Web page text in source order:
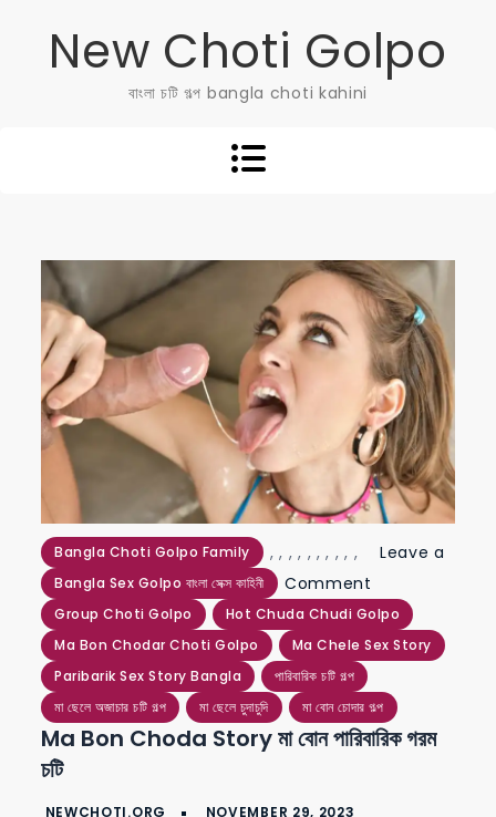
New Choti Golpo
বাংলা চটি গল্প bangla choti kahini
Bangla Choti Golpo Family ,
Bangla Sex Golpo বাংলা সেক্স কাহিনী
,
Group Choti Golpo
,
Hot Chuda Chudi Golpo
,
Ma Bon Chodar Choti Golpo
,
Ma Chele Sex Story
,
Paribarik Sex Story Bangla
,
পারিবারিক চটি গল্প
,
মা ছেলে অজাচার চটি গল্প
,
মা ছেলে চুদাচুদি
,
মা বোন চোদার গল্প
Leave a
Comment
ma
bon
story
মা
Ma Bon Choda Story মা বোন পারিবারিক গরম
চটি